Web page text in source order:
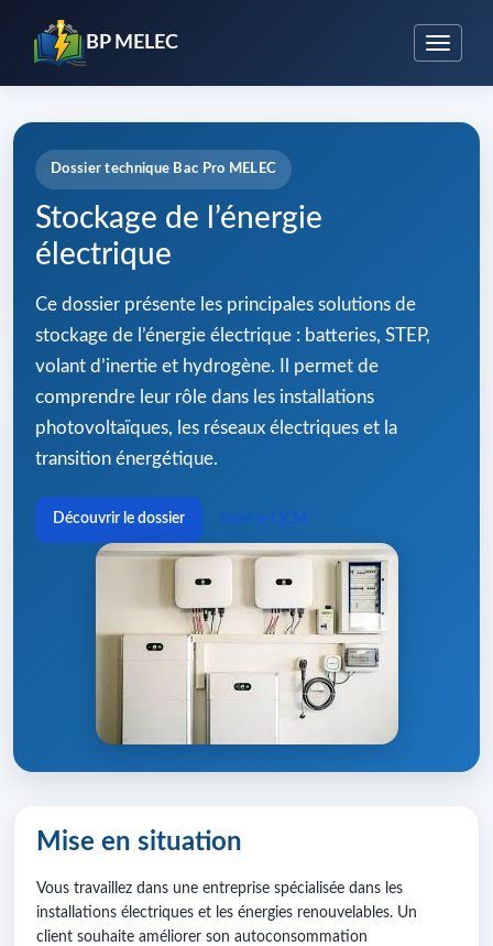
BP MELEC
Dossier technique Bac Pro MELEC
Stockage de l’énergie
électrique
Ce dossier présente les principales solutions de
stockage de l’énergie électrique : batteries, STEP,
volant d’inertie et hydrogène. Il permet de
comprendre leur rôle dans les installations
photovoltaïques, les réseaux électriques et la
transition énergétique.
Découvrir le dossier Faire le QCM
Mise en situation
Vous travaillez dans une entreprise spécialisée dans les
installations électriques et les énergies renouvelables. Un
client souhaite améliorer son autoconsommation